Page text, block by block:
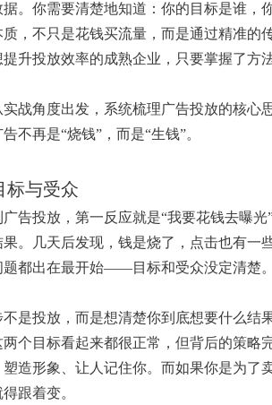
。你需要清楚地知道：你的目标是谁，
质，不只是花钱买流量，而是通过精准
升投放效率的成熟企业，只要掌握了方
实战角度出发，系统梳理广告投放的核
不再是“烧钱”，而是“生钱”。
标与受众
告投放，第一反应就是“我要花钱去曝
果。几天后发现，钱是烧了，点击也有
题都出在最开始——目标和受众没定清楚。
不是投放，而是想清楚你到底想要什么
个目标看起来都很正常，但背后的策略
塑造形象、让人记住你。而如果你是为了
跟着变。